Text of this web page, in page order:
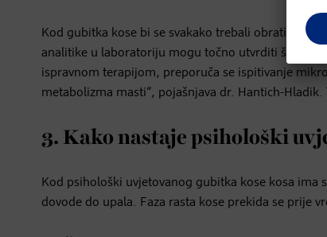
Kod gubitka kose bi se svakako trebali obratiti
analitike u laboratoriju mogu točno utvrditi što je
ispravnom terapijom, preporuča se ispitivanje
metabolizma masti“, pojašnjava dr. Hantich-
3. Kako nastaje psihološki
Kod psihološki uvjetovanog gubitka kose kosa
dovode do upala. Faza rasta kose prekida se prije